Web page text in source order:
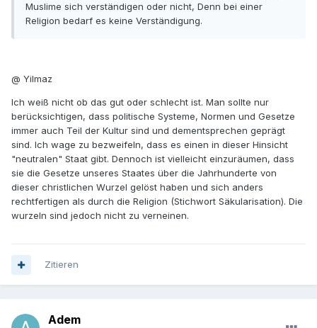
Muslime sich verständigen oder nicht, Denn bei einer
Religion bedarf es keine Verständigung.
@ Yilmaz
Ich weiß nicht ob das gut oder schlecht ist. Man sollte nur
berücksichtigen, dass politische Systeme, Normen und Gesetze
immer auch Teil der Kultur sind und dementsprechen geprägt
sind. Ich wage zu bezweifeln, dass es einen in dieser Hinsicht
"neutralen" Staat gibt. Dennoch ist vielleicht einzuräumen, dass
sie die Gesetze unseres Staates über die Jahrhunderte von
dieser christlichen Wurzel gelöst haben und sich anders
rechtfertigen als durch die Religion (Stichwort Säkularisation). Die
wurzeln sind jedoch nicht zu verneinen.
Zitieren
Adem